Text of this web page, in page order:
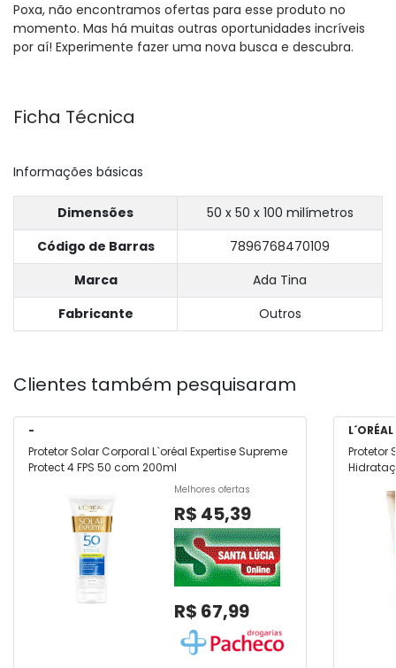
Poxa, não encontramos ofertas para esse produto no
momento. Mas há muitas outras oportunidades incríveis
por aí! Experimente fazer uma nova busca e descubra.
Ficha Técnica
Informações básicas
Dimensões
50 x 50 x 100 milímetros
Código de Barras
7896768470109
Marca
Ada Tina
Fabricante
Outros
Clientes também pesquisaram
-
Protetor Solar Corporal L`oréal Expertise Supreme
Protect 4 FPS 50 com 200ml
Melhores ofertas
R$ 45,39
R$ 67,99
L´ORÉAL
Protetor